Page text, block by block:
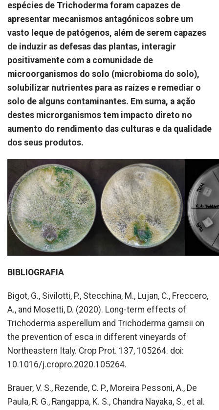
espécies de Trichoderma foram capazes de
apresentar mecanismos antagónicos sobre um
vasto leque de patógenos, além de serem capazes
de induzir as defesas das plantas, interagir
positivamente com a comunidade de
microorganismos do solo (microbioma do solo),
solubilizar nutrientes para as raízes e remediar o
solo de alguns contaminantes. Em suma, a ação
destes microrganismos tem impacto direto no
aumento do rendimento das culturas e da qualidade
dos seus produtos.
BIBLIOGRAFIA
Bigot, G., Sivilotti, P., Stecchina, M., Lujan, C., Freccero,
A., and Mosetti, D. (2020). Long-term effects of
Trichoderma asperellum and Trichoderma gamsii on
the prevention of esca in different vineyards of
Northeastern Italy. Crop Prot. 137, 105264. doi:
10.1016/j.cropro.2020.105264.
Brauer, V. S., Rezende, C. P., Moreira Pessoni, A., De
Paula, R. G., Rangappa, K. S., Chandra Nayaka, S., et al.